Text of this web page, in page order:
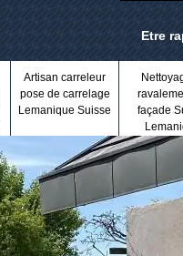
Etre
Artisan carreleur
pose de carrelage
Lemanique Suisse
façade